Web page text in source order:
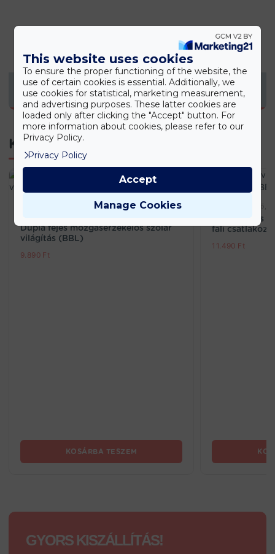
KONYHAI TERMÉKEK
Kapcsolódó termékek
Kert/szabadidő, Műszaki, LED világítás, Szolár,
Dupla fejes mozgásérzékelős szolár
világítás (BBL)
9.890 Ft
KOSÁRBA TESZEM
LED kijelzős
fali
11.490 Ft
GYORS KISZÁLLÍTÁS!
This website uses cookies
To ensure the proper functioning of the website, the
use of certain cookies is essential. Additionally, we
use cookies for statistical, marketing measurement,
and advertising purposes. These latter cookies are
loaded only after clicking the "Accept" button. For
more information about cookies, please refer to our
Privacy Policy.
Privacy Policy
Manage Cookies
Accept